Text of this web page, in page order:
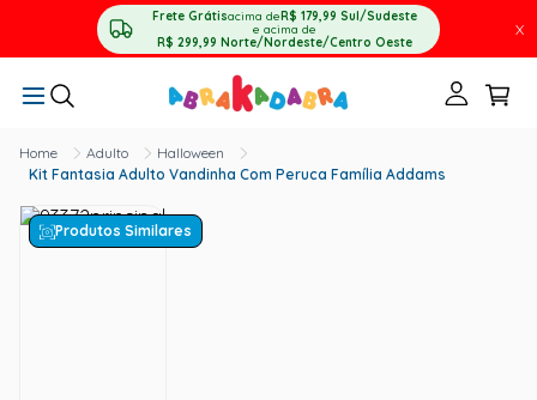
Frete Grátisacima deR$ 179,99 Sul/Sudeste
e acima de
R$ 299,99 Norte/Nordeste/Centro Oeste
X
Adulto
Halloween
Kit Fantasia Adulto Vandinha Com Peruca Família Addams
Produtos Similares